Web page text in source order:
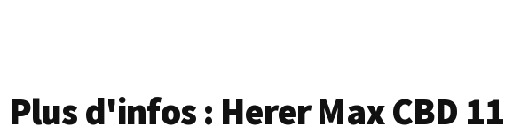
Plus d'infos : Herer Max CBD